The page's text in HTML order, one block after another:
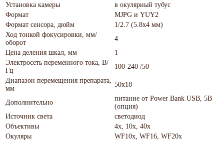
Установка камеры
в окулярный тубус
Формат
MJPG и YUY2
Формат сенсора, дюйм
1/2.7 (5.8х4 мм)
Ход тонкой фокусировки, мм/
оборот
4
Цена деления шкал, мм
1
Электросеть переменного тока, В/
Гц
100-240 /50
Диапазон перемещения препарата,
мм
50х18
Дополнительно
питание от Power Bank USB, 5В
(опция)
Источник света
светодиод
Объективы
4x, 10x, 40x
Окуляры
WF10х, WF16, WF20х